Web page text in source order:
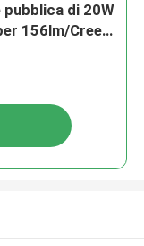
pubblica di 20W
156lm/Cree